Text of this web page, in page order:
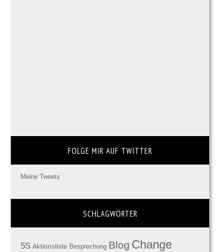
FOLGE MIR AUF TWITTER
Meine Tweets
SCHLAGWÖRTER
5S Aktionsliste Besprechung Blog Change